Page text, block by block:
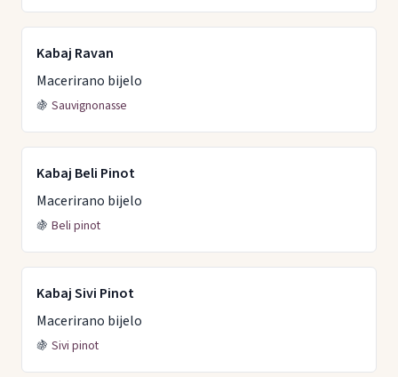
Kabaj Ravan
Macerirano bijelo
🍇 Sauvignonasse
Kabaj Beli Pinot
Macerirano bijelo
🍇 Beli pinot
Kabaj Sivi Pinot
Macerirano bijelo
🍇 Sivi pinot